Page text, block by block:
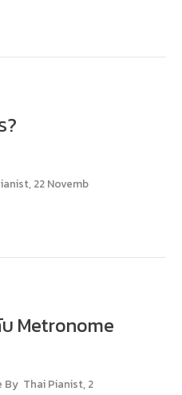
?
22 Novemb
Metronome
By Thai Pianist, 2